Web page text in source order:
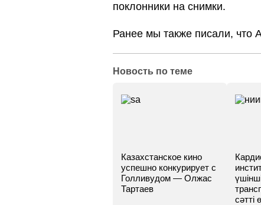
поклонники на снимки.
Ранее мы также писали, что
Новость по теме
Казахстанское кино
успешно конкурирует с
Голливудом — Олжас
Тартаев
сәтті